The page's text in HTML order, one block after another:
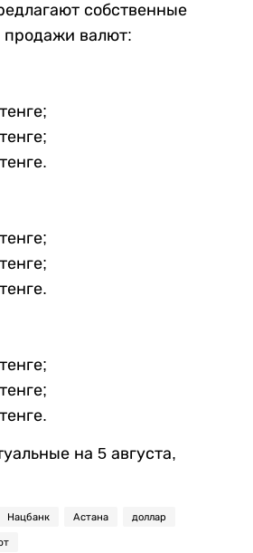
собственные
продажи валют:
на 5 августа,
Нацбанк Астана доллар